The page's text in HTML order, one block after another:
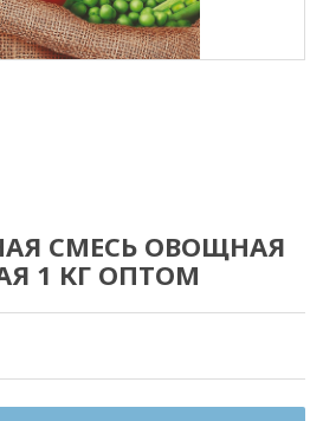
СМЕСЬ ОВОЩНАЯ
1 КГ ОПТОМ